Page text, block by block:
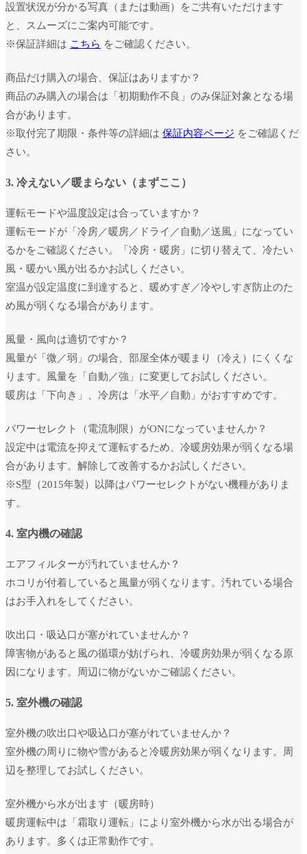
設置状況が分かる写真（または動画）をご共有いただけます
と、スムーズにご案内可能です。
※保証詳細は こちら をご確認ください。
商品だけ購入の場合、保証はありますか？
商品のみ購入の場合は「初期動作不良」のみ保証対象となる場
合があります。
※取付完了期限・条件等の詳細は 保証内容ページ をご確認くだ
さい。
3. 冷えない／暖まらない（まずここ）
運転モードや温度設定は合っていますか？
運転モードが「冷房／暖房／ドライ／自動／送風」になってい
るかをご確認ください。「冷房・暖房」に切り替えて、冷たい
風・暖かい風が出るかお試しください。
室温が設定温度に到達すると、暖めすぎ／冷やしすぎ防止のた
め風が弱くなる場合があります。
風量・風向は適切ですか？
風量が「微／弱」の場合、部屋全体が暖まり（冷え）にくくな
ります。風量を「自動／強」に変更してお試しください。
暖房は「下向き」、冷房は「水平／自動」がおすすめです。
パワーセレクト（電流制限）がONになっていませんか？
設定中は電流を抑えて運転するため、冷暖房効果が弱くなる場
合があります。解除して改善するかお試しください。
※S型（2015年製）以降はパワーセレクトがない機種がありま
す。
4. 室内機の確認
エアフィルターが汚れていませんか？
ホコリが付着していると風量が弱くなります。汚れている場合
はお手入れをしてください。
吹出口・吸込口が塞がれていませんか？
障害物があると風の循環が妨げられ、冷暖房効果が弱くなる原
因になります。周辺に物がないかご確認ください。
5. 室外機の確認
室外機の吹出口や吸込口が塞がれていませんか？
室外機の周りに物や雪があると冷暖房効果が弱くなります。周
辺を整理してお試しください。
室外機から水が出ます（暖房時）
暖房運転中は「霜取り運転」により室外機から水が出る場合が
あります。多くは正常動作です。